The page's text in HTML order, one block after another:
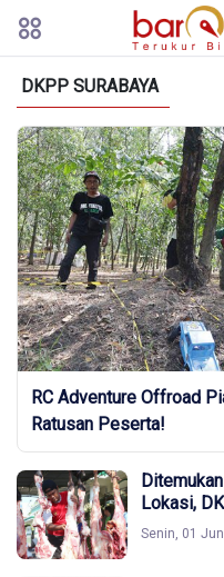
DKPP SURABAYA
RC Adventure Offroad
Ratusan Peserta!
Lokasi,
Senin, 01